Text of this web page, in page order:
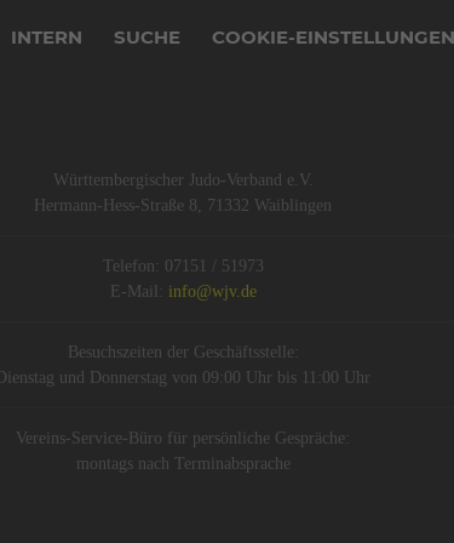
INTERN SUCHE COOKIE-EINSTELLUNGEN
Württembergischer Judo-Verband e.V.
Hermann-Hess-Straße 8, 71332 Waiblingen
Telefon: 07151 / 51973
E-Mail: info@wjv.de
Besuchszeiten der Geschäftsstelle:
Dienstag und Donnerstag von 09:00 Uhr bis 11:00 Uhr
Vereins-Service-Büro für persönliche Gespräche:
montags nach Terminabsprache